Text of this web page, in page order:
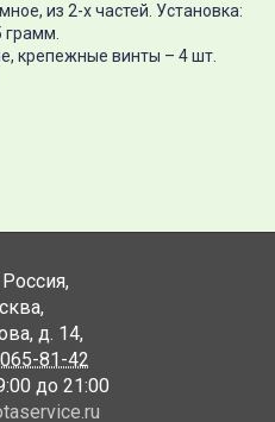
из 2-х частей. Установка:
грамм.
крепежные винты – 4 шт.
Россия,
,
д. 14,
81-42
до 21:00